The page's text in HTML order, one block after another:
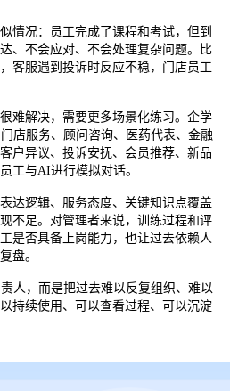
情况：员工完成了课程和考试，但到
、不会应对、不会处理复杂问题。比
客服遇到投诉时反应不稳，门店员工
难解决，需要更多场景化练习。企学
店服务、顾问咨询、医药代表、金融
户异议、投诉安抚、会员推荐、新品
工与AI进行模拟对话。
达逻辑、服务态度、关键知识点覆盖
不足。对管理者来说，训练过程和评
是否具备上岗能力，也让过去依赖人
盘。
人，而是把过去难以反复组织、难以
持续使用、可以查看过程、可以沉淀